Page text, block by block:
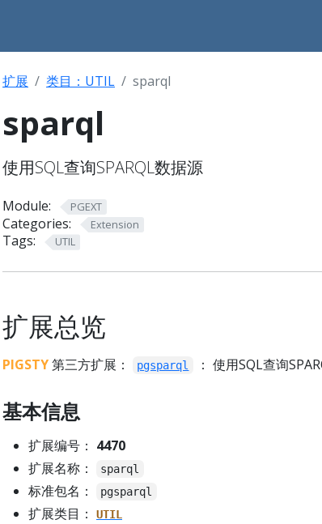
扩展 类目：UTIL sparql
sparql
使用SQL查询SPARQL数据源
Module: PGEXT
Categories: Extension
Tags: UTIL
扩展总览
PIGSTY第三方扩展： pgsparql ： 使用SQL查询
基本信息
扩展编号： 4470
扩展名称：
sparql
标准包名： pgsparql
扩展类目： UTIL